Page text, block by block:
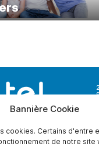
Bannière Cookie
cookies. Certains d'entre
de notre site